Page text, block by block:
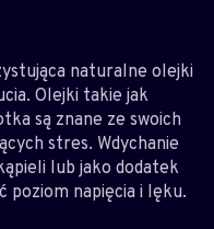
naturalne olejki
Olejki takie jak
są znane ze swoich
stres. Wdychanie
lub jako dodatek
poziom napięcia i lęku.